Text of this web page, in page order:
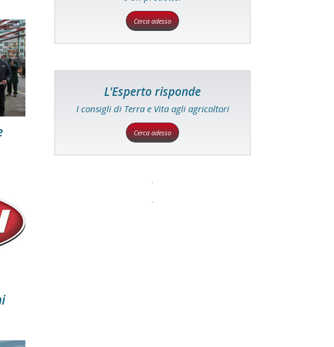
Cerca adesso
L'Esperto risponde
I consigli di Terra e Vita agli agricoltori
Cerca adesso